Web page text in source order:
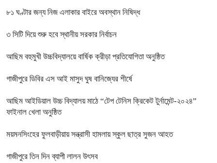
৮১ ঘণ্টার জন্য নিজ এলাকার বাইরে অবস্থান নিষিদ্ধ
৩ সিটি দিয়ে শুরু হবে স্থানীয় সরকার নির্বাচন
আছিম বহুমুখী উচ্চবিদ্যালয়ে বার্ষিক ক্রীড়া প্রতিযোগিতা অনুষ্ঠিত
গাজীপুরে ডিবির এস আই মাসুদ ঘুষ বানিজ্যের শীর্ষে
আছিম আইডিয়াল উচ্চ বিদ্যালয় মাঠে “টেপ টেনিস ক্রিকেট টুর্নামেন্ট-২০২৪”
ফাইনাল খেলা অনুষ্ঠিত
ময়মনসিংহের ফুলবাড়ীয়ায় সন্ত্রাসী হামলায় স্কুল ছাত্র সুজন আহত
গাজীপুরে তিন দিন ব্যাপী লালন উৎসব